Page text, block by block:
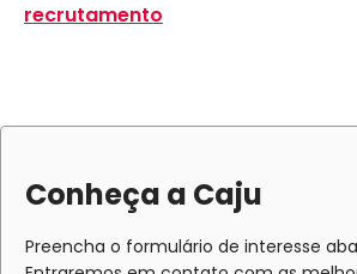
recrutamento
Conheça a Caju
Preencha o formulário de interesse